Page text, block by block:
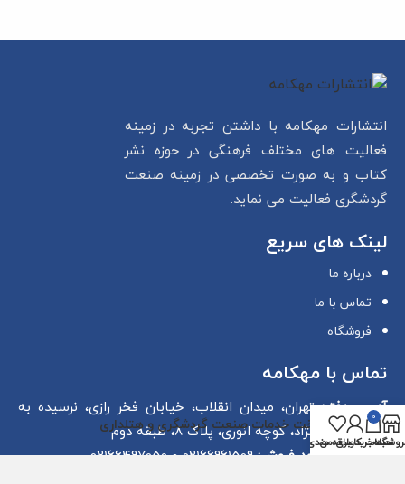
نوبت چاپ
قطع کتاب
انتشارات مهکامه با داشتن تجربه در زمینه
فعالیت های مختلف فرهنگی در حوزه نشر
کتاب و به صورت تخصصی در زمینه صنعت
گردشگری فعالیت می نماید.
لینک های سریع
درباره ما
تماس با ما
فروشگاه
تماس با مهکامه
آدرس دفتر:تهران، میدان انقلاب، خیابان فخر رازی، نرسیده به
چهارراه لبافی‌نژاد، کوچه انوری، پلاک 8، طبقه دوم
شماره‌های واحد فروش:02166961509 و 02166497050
شناخت خدمات صنعت گردشگری و هتلداری 0
سبد خرید
حساب کاربری من
علاقه مندی